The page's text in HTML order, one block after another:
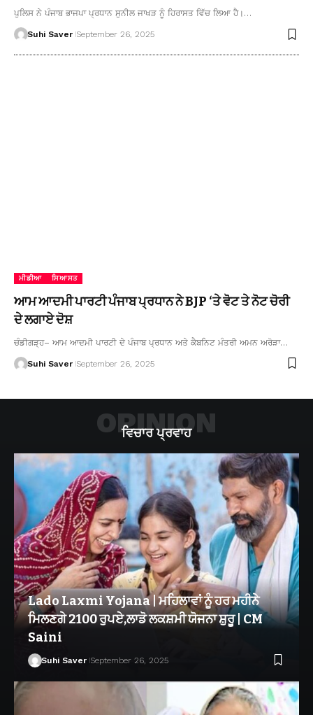
ਪੁਲਿਸ ਨੇ ਪੰਜਾਬ ਭਾਜਪਾ ਪ੍ਰਧਾਨ ਸੁਨੀਲ ਜਾਖੜ ਨੂੰ ਹਿਰਾਸਤ ਵਿੱਚ ਲਿਆ ਹੈ।…
Suhi Saver September 26, 2025
ਮੀਡੀਆ ਸਿਆਸਤ
ਆਮ ਆਦਮੀ ਪਾਰਟੀ ਪੰਜਾਬ ਪ੍ਰਧਾਨ ਨੇ BJP ‘ਤੇ ਵੋਟ ਤੇ ਨੋਟ ਚੋਰੀ
ਦੇ ਲਗਾਏ ਦੋਸ਼
ਚੰਡੀਗੜ੍ਹ– ਆਮ ਆਦਮੀ ਪਾਰਟੀ ਦੇ ਪੰਜਾਬ ਪ੍ਰਧਾਨ ਅਤੇ ਕੈਬਨਿਟ ਮੰਤਰੀ ਅਮਨ ਅਰੋੜਾ…
Suhi Saver September 26, 2025
ਵਿਚਾਰ ਪ੍ਰਵਾਹ
OPINION
Lado Laxmi Yojana | ਮਹਿਲਾਵਾਂ ਨੂੰ ਹਰ ਮਹੀਨੇ
ਮਿਲਣਗੇ 2100 ਰੁਪਏ,ਲਾਡੋ ਲਕਸ਼ਮੀ ਯੋਜਨਾ ਸ਼ੁਰੂ | CM
Saini
Suhi Saver September 26, 2025